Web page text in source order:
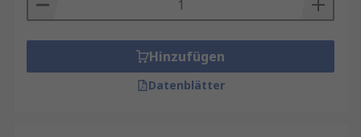
Hinzufügen
Datenblätter